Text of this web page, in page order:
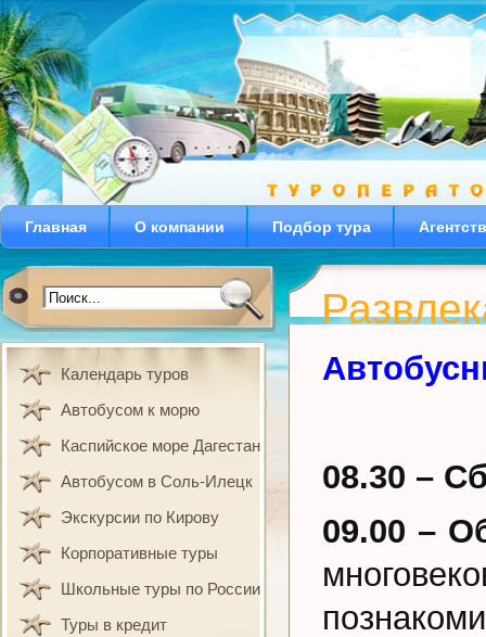
Главная О компании Подбор тура
08.30 –
09.00 – О
Календарь туров
Автобусом к морю
Каспийское море Дагестан
Автобусом в Соль-Илецк
Экскурсии по Кирову
Корпоративные туры
Школьные туры по России
Туры в кредит